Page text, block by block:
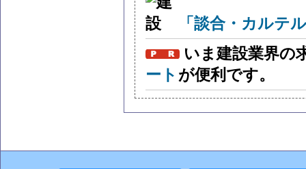
「談合・カルテ
いま建設業界の
ート が便利です。